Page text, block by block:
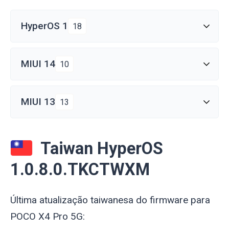
HyperOS 1 18
MIUI 14 10
MIUI 13 13
Taiwan HyperOS
1.0.8.0.TKCTWXM
Última atualização taiwanesa do firmware para
POCO X4 Pro 5G: